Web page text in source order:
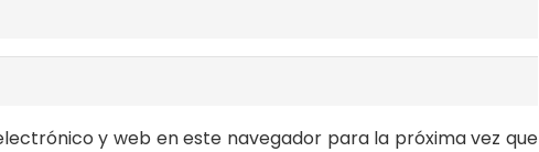
y web en este navegador para la próxima vez que